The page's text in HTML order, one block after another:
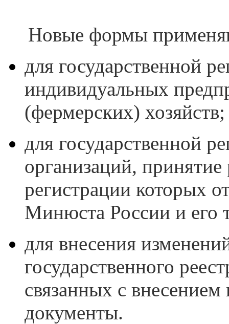
Новые формы
для государственной
индивидуальных
(фермерских) хозяйств;
для государственной
организаций,
регистрации которых
Минюста России и его
для внесения
государственного
связанных с
документы.